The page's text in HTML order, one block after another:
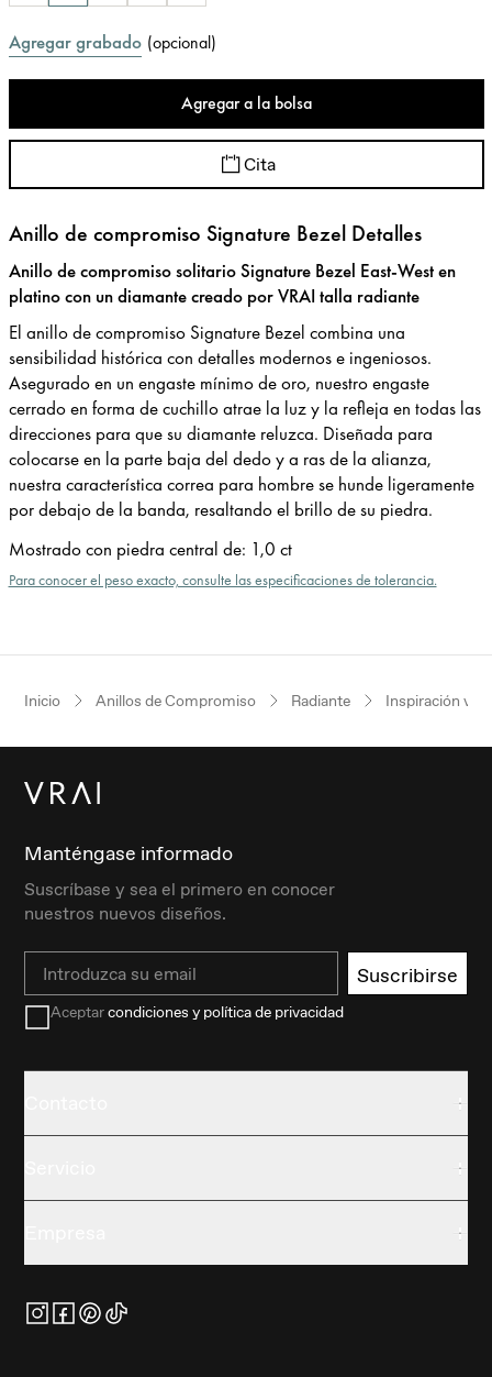
Agregar grabado (opcional)
Agregar a la bolsa
Cita
Anillo de compromiso Signature Bezel Detalles
Anillo de compromiso solitario Signature Bezel East-West en
platino con un diamante creado por VRAI talla radiante
El anillo de compromiso Signature Bezel combina una
sensibilidad histórica con detalles modernos e ingeniosos.
Asegurado en un engaste mí­nimo de oro, nuestro engaste
cerrado en forma de cuchillo atrae la luz y la refleja en todas las
direcciones para que su diamante reluzca. Diseñada para
colocarse en la parte baja del dedo y a ras de la alianza,
nuestra caracterí­stica correa para hombre se hunde ligeramente
por debajo de la banda, resaltando el brillo de su piedra.
Mostrado con piedra central de: 1,0 ct
Para conocer el peso exacto, consulte las especificaciones de tolerancia.
Inicio Anillos de Compromiso Radiante Inspiración
Manténgase informado
Suscríbase y sea el primero en conocer
nuestros nuevos diseños.
Email Suscribirse
Aceptarcondiciones y política de privacidad